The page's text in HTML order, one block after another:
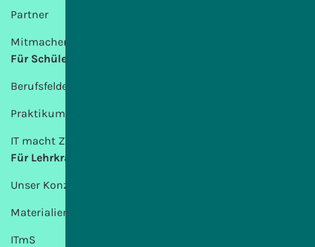
Partner
Mitmachen
Für Schülerinnen und Schüler
Berufsfelder
Praktikum
IT macht Zukunft
Für Lehrkräfte
Unser Konzept
Materialien
ITmS